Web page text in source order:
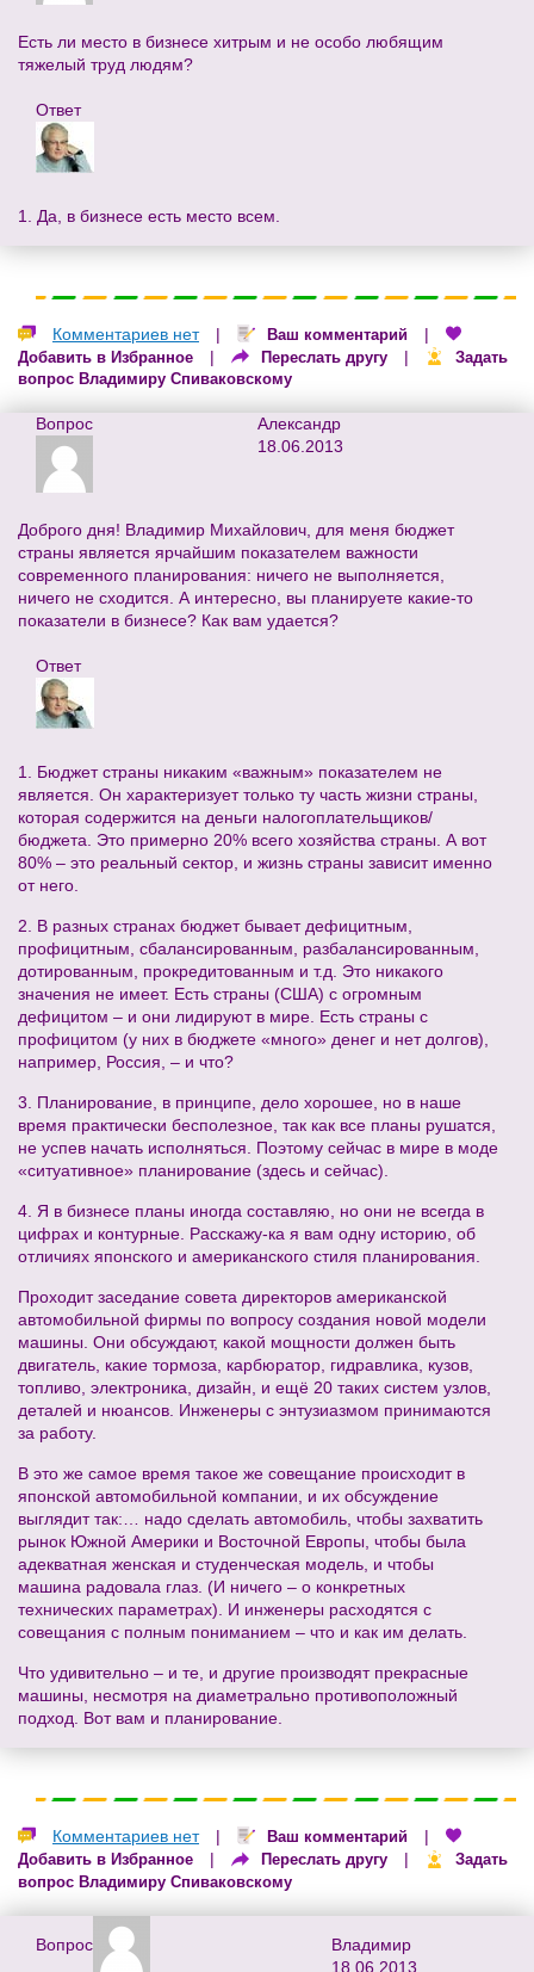
Есть ли место в бизнесе хитрым и не особо любящим
тяжелый труд людям?
Ответ
1. Да, в бизнесе есть место всем.
Комментариев нет | Ваш комментарий |
Добавить в Избранное | Переслать другу |
Задать
вопрос Владимиру Спиваковскому
Вопрос
Александр
18.06.2013
Доброго дня! Владимир Михайлович, для меня бюджет
страны является ярчайшим показателем важности
современного планирования: ничего не выполняется,
ничего не сходится. А интересно, вы планируете какие-то
показатели в бизнесе? Как вам удается?
Ответ
1. Бюджет страны никаким «важным» показателем не
является. Он характеризует только ту часть жизни страны,
которая содержится на деньги налогоплательщиков/
бюджета. Это примерно 20% всего хозяйства страны. А вот
80% – это реальный сектор, и жизнь страны зависит именно
от него.
2. В разных странах бюджет бывает дефицитным,
профицитным, сбалансированным, разбалансированным,
дотированным, прокредитованным и т.д. Это никакого
значения не имеет. Есть страны (США) с огромным
дефицитом – и они лидируют в мире. Есть страны с
профицитом (у них в бюджете «много» денег и нет долгов),
например, Россия, – и что?
3. Планирование, в принципе, дело хорошее, но в наше
время практически бесполезное, так как все планы рушатся,
не успев начать исполняться. Поэтому сейчас в мире в моде
«ситуативное» планирование (здесь и сейчас).
4. Я в бизнесе планы иногда составляю, но они не всегда в
цифрах и контурные. Расскажу-ка я вам одну историю, об
отличиях японского и американского стиля планирования.
Проходит заседание совета директоров американской
автомобильной фирмы по вопросу создания новой модели
машины. Они обсуждают, какой мощности должен быть
двигатель, какие тормоза, карбюратор, гидравлика, кузов,
топливо, электроника, дизайн, и ещё 20 таких систем узлов,
деталей и нюансов. Инженеры с энтузиазмом принимаются
за работу.
В это же самое время такое же совещание происходит в
японской автомобильной компании, и их обсуждение
выглядит так:… надо сделать автомобиль, чтобы захватить
рынок Южной Америки и Восточной Европы, чтобы была
адекватная женская и студенческая модель, и чтобы
машина радовала глаз. (И ничего – о конкретных
технических параметрах). И инженеры расходятся с
совещания с полным пониманием – что и как им делать.
Что удивительно – и те, и другие производят прекрасные
машины, несмотря на диаметрально противоположный
подход. Вот вам и планирование.
Комментариев нет | Ваш комментарий |
Добавить в Избранное | Переслать другу |
Задать
вопрос Владимиру Спиваковскому
Вопрос
Владимир
18.06.2013